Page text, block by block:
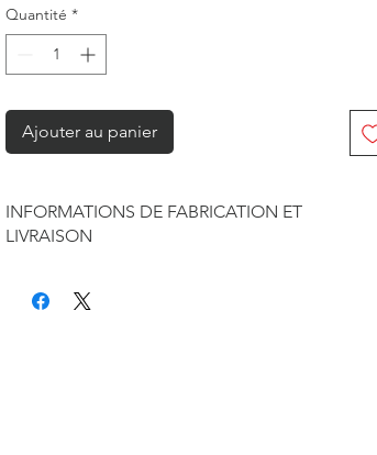
Quantité *
Ajouter au panier
INFORMATIONS DE FABRICATION ET
LIVRAISON
seule à sa réalisation. Je suis maître de mes délais